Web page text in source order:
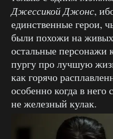
Джессикой Джонс,
единственные герои,
были похожи на
остальные персонажи
пургу про лучшую
как горячо
особенно когда в
не железный кулак.